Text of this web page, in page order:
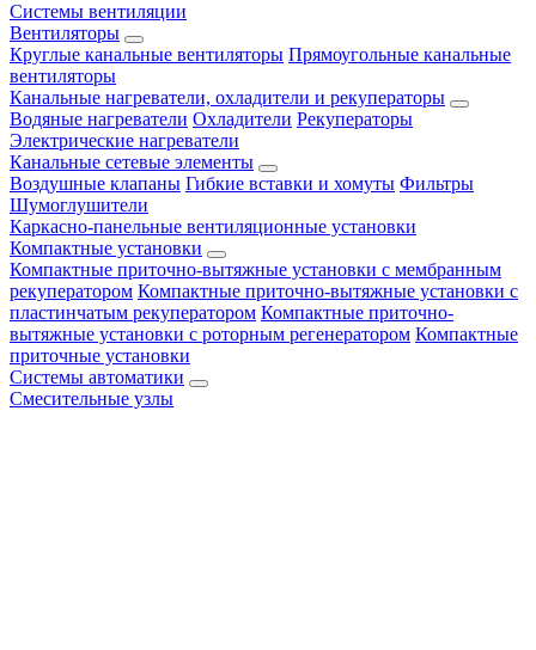
Системы вентиляции
Вентиляторы
Круглые канальные вентиляторы Прямоугольные канальные
вентиляторы
Канальные нагреватели, охладители и рекуператоры
Водяные нагреватели Охладители Рекуператоры
Электрические нагреватели
Канальные сетевые элементы
Воздушные клапаны Гибкие вставки и хомуты Фильтры
Шумоглушители
Каркасно-панельные вентиляционные установки
Компактные установки
Компактные приточно-вытяжные установки с мембранным
рекуператором Компактные приточно-вытяжные установки с
пластинчатым рекуператором Компактные приточно-
вытяжные установки с роторным регенератором Компактные
приточные установки
Системы автоматики
Смесительные узлы